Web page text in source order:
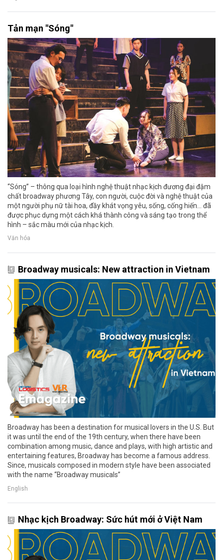
Tản mạn "Sóng"
“Sóng” – thông qua loại hình nghệ thuật nhạc kịch đương đại đậm
chất broadway phương Tây, con người, cuộc đời và nghệ thuật của
một người phụ nữ tài hoa, đầy khát vọng yêu, sống, cống hiến... đã
được phục dựng một cách khá thành công và sáng tạo trong thể
hình – sắc màu mới của nhạc kịch.
Văn hóa
Broadway musicals: New attraction in Vietnam
Broadway has been a destination for musical lovers in the U.S. But
it was until the end of the 19th century, when there have been
combination among music, dance and plays, with high artistic and
entertaining features, Broadway has become a famous address.
Since, musicals composed in modern style have been associated
with the name “Broadway musicals”
English
Nhạc kịch Broadway: Sức hút mới ở Việt Nam